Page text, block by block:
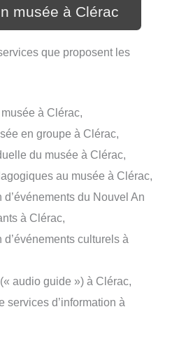
musée à Clérac
que proposent les
à Clérac,
en groupe à Clérac,
du musée à Clérac,
au musée à Clérac,
d’événements du Nouvel An
à Clérac,
d’événements culturels à
audio guide ») à Clérac,
services d’information à